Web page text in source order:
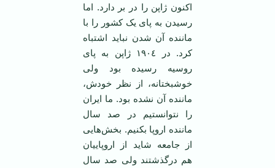
اکنون ژاپن را در بر دارد. اما
رسیدن به پای یک کشور را با
ماننده آن شدن نباید اشتباه
کرد. در ١٩٠٤ ژاپن به پای
روسیه رسیده بود ولی
خوشبختانه، از نظر خودش،
ماننده آن نشده بود. ما ایران
را نتوانستیم در صد سال
ماننده اروپا بکنیم. بخش‌هایی
از جامعه شاید از اروپاییان
هم درگذشتند ولی صد سال